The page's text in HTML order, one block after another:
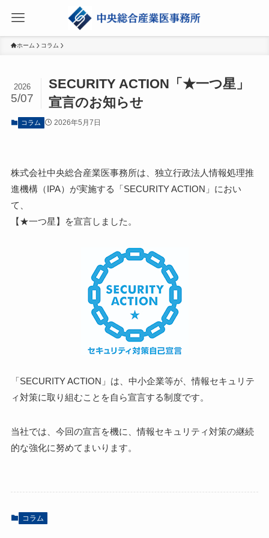
ホーム コラム
SECURITY ACTION「★一つ星」
宣言のお知らせ
2026
5/07
コラム 2026年5月7日
株式会社中央総合産業医事務所は、独立行政法人情報処理推
進機構（IPA）が実施する「SECURITY ACTION」におい
て、
【★一つ星】を宣言しました。
「SECURITY ACTION」は、中小企業等が、情報セキュリテ
ィ対策に取り組むことを自ら宣言する制度です。
当社では、今回の宣言を機に、情報セキュリティ対策の継続
的な強化に努めてまいります。
コラム